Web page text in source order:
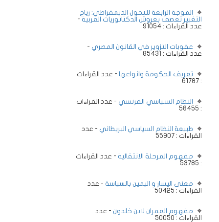
الموجة الرابعة للتحول الديمقراطي: رياح
التغيير تعصف بعروش الدكتاتوريات العربية -
عدد القراءات : 91054
عقوبات التزوير في القانون المصري -
عدد القراءات : 85431
تعريف الحكومة وانواعها - عدد القراءات
: 61787
النظام السـياسي الفرنسي - عدد القراءات
: 58455
طبيعة النظام السياسي البريطاني - عدد
القراءات : 55907
مفهوم المرحلة الانتقالية - عدد القراءات
: 53785
معنى اليسار و اليمين بالسياسة - عدد
القراءات : 50425
مفهوم العمران لابن خلدون - عدد
القراءات : 50050